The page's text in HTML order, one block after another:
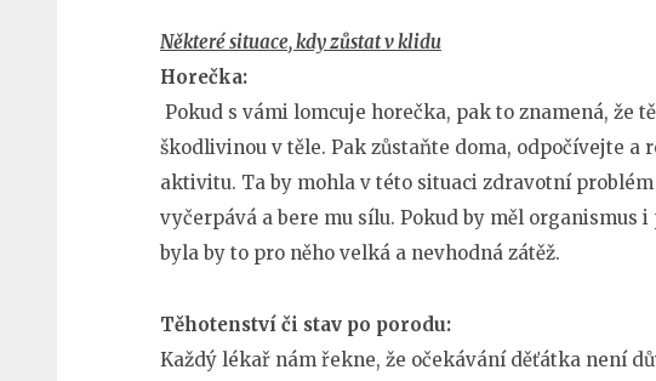
Některé situace, kdy zůstat v klidu
Horečka:
Pokud s vámi lomcuje horečka, pak to znamená, že
škodlivinou v těle. Pak zůstaňte doma, odpočívejte a
aktivitu. Ta by mohla v této situaci zdravotní
vyčerpává a bere mu sílu. Pokud by měl organismus
byla by to pro něho velká a nevhodná zátěž.
Těhotenství či stav po porodu:
Každý lékař nám řekne, že očekávání děťátka není